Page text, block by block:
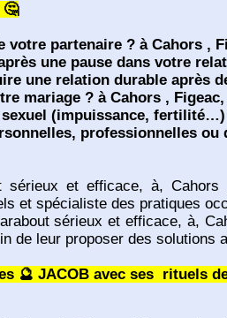
🤔
votre partenaire ? à Cahors ,
une pause dans votre
une relation durable après
mariage ? à Cahors ,
(impuissance,
professionnelles ou
sérieux et efficace, à,
et spécialiste des pratiques
sérieux et efficace, à,
de leur proposer des solutions
🔮 JACOB avec ses rituels